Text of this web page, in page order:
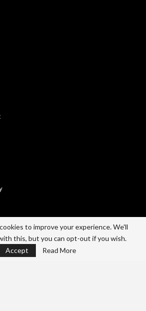
Advertise
Career
Contact
Privacy Policy
to improve your experience. We'll
this, but you can opt-out if you wish.
Accept
Read More